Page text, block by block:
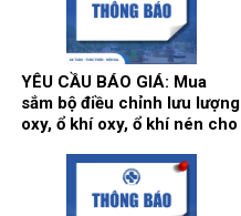
YÊU CẦU BÁO GIÁ: Mua
sắm bộ điều chỉnh lưu lượng
oxy, ổ khí oxy, ổ khí nén cho